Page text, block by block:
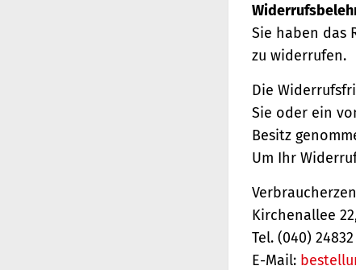
Sie haben das
zu widerrufen.
Die
Sie oder ein
Besitz
Um Ihr
Kirchenallee
Tel. (040)
E-Mail: